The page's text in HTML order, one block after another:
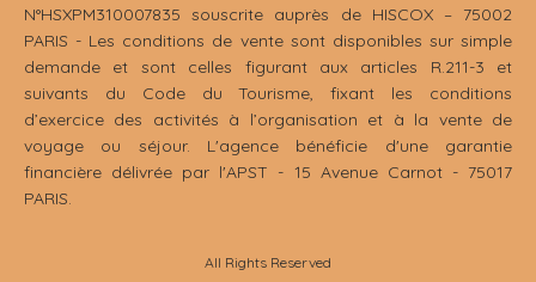
N°HSXPM310007835 souscrite auprès de HISCOX – 75002
PARIS - Les conditions de vente sont disponibles sur simple
demande et sont celles figurant aux articles R.211-3 et
suivants du Code du Tourisme, fixant les conditions
d’exercice des activités à l’organisation et à la vente de
voyage ou séjour. L'agence bénéficie d'une garantie
financière délivrée par l'APST - 15 Avenue Carnot - 75017
PARIS.
All Rights Reserved